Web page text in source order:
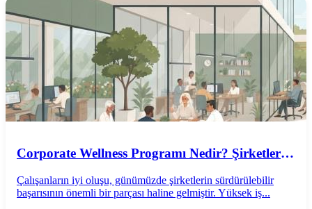
Corporate Wellness Programı Nedir? Şirketler
Çalışanların iyi oluşu, günümüzde şirketlerin sürdürülebilir
başarısının önemli bir parçası haline gelmiştir. Yüksek iş...